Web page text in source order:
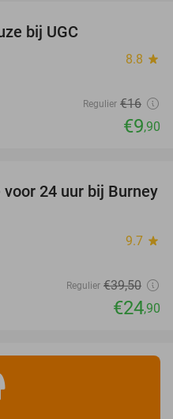
bij UGC
8.8 star
Regulier €16
€9,90
37%
24 uur bij Burney
9.7 star
Regulier €39,50
€24,90